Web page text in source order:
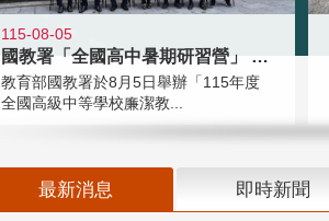
115-08-05
國教署「全國高中暑期研習營」 以多
教育部國教署於8月5日舉辦「115年度
全國高級中等學校廉潔教...
最新消息 即時新聞